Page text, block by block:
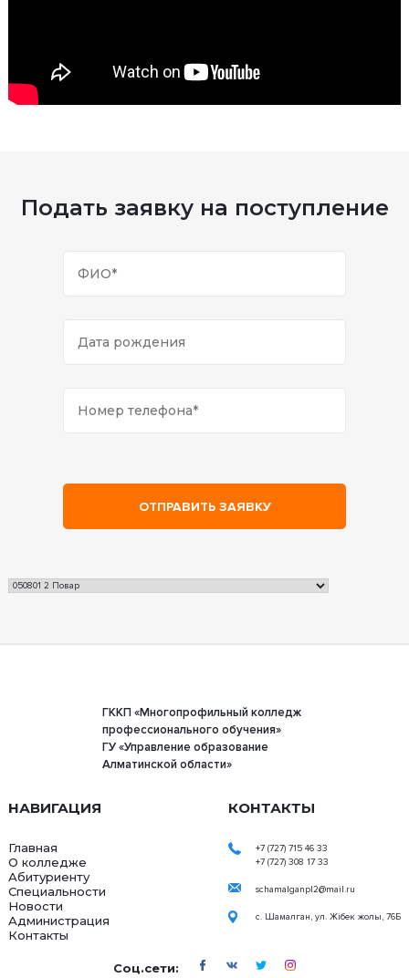
Подать заявку на поступление
ГККП «Многопрофильный колледж
профессионального обучения»
ГУ «Управление образование
Алматинской области»
НАВИГАЦИЯ
Главная
О колледже
Абитуриенту
Специальности
Новости
Администрация
Контакты
КОНТАКТЫ
+7 (727) 715 46 33
+7 (727) 308 17 33
schamalganpl2@mail.ru
с. Шамалган, ул. Жібек жолы, 76Б
Соц.сети: